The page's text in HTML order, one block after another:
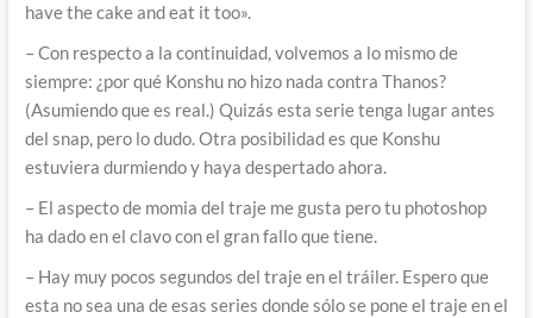
have the cake and eat it too».
– Con respecto a la continuidad, volvemos a lo mismo de
siempre: ¿por qué Konshu no hizo nada contra Thanos?
(Asumiendo que es real.) Quizás esta serie tenga lugar antes
del snap, pero lo dudo. Otra posibilidad es que Konshu
estuviera durmiendo y haya despertado ahora.
– El aspecto de momia del traje me gusta pero tu photoshop
ha dado en el clavo con el gran fallo que tiene.
– Hay muy pocos segundos del traje en el tráiler. Espero que
esta no sea una de esas series donde sólo se pone el traje en el